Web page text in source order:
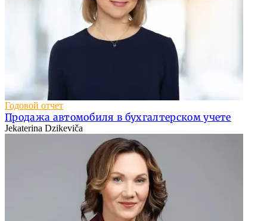
Годовой отчет
Продажа автомобиля в бухгалтерском учете
Jekaterina Dzikeviča